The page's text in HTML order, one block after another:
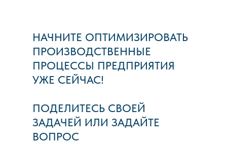
НАЧНИТЕ ОПТИМИЗИРОВАТЬ
ПРОИЗВОДСТВЕННЫЕ
ПРОЦЕССЫ ПРЕДПРИЯТИЯ
УЖЕ СЕЙЧАС!
ПОДЕЛИТЕСЬ СВОЕЙ
ЗАДАЧЕЙ ИЛИ ЗАДАЙТЕ
ВОПРОС